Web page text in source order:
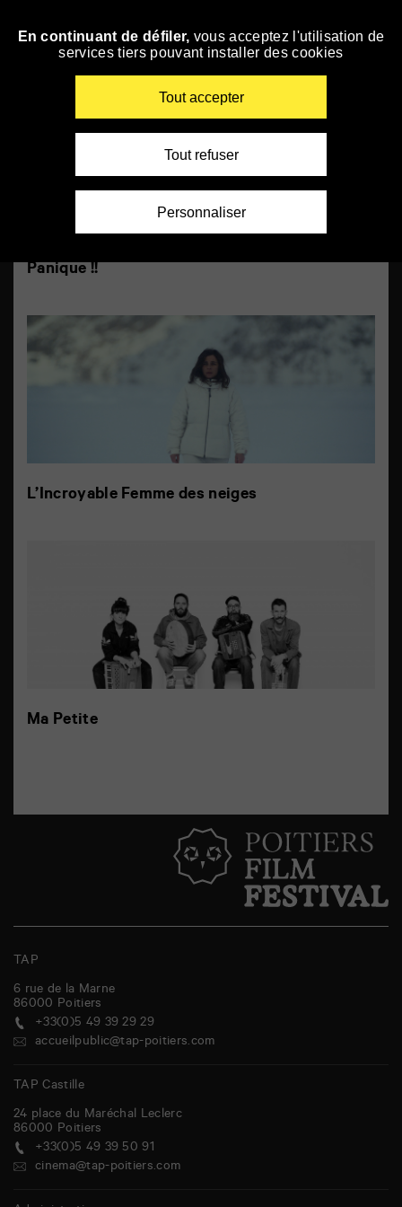
Accéder
Musique
Panique !!
L’Incroyable Femme des neiges
Ma Petite
TAP
6 rue de la Marne
86000 Poitiers
+33(0)5 49 39 29 29
accueilpublic@tap-poitiers.com
TAP Castille
24 place du Maréchal Leclerc
86000 Poitiers
+33(0)5 49 39 50 91
cinema@tap-poitiers.com
En continuant de défiler, vous acceptez l'utilisation de
services tiers pouvant installer des cookies
Tout accepter
Tout refuser
Personnaliser